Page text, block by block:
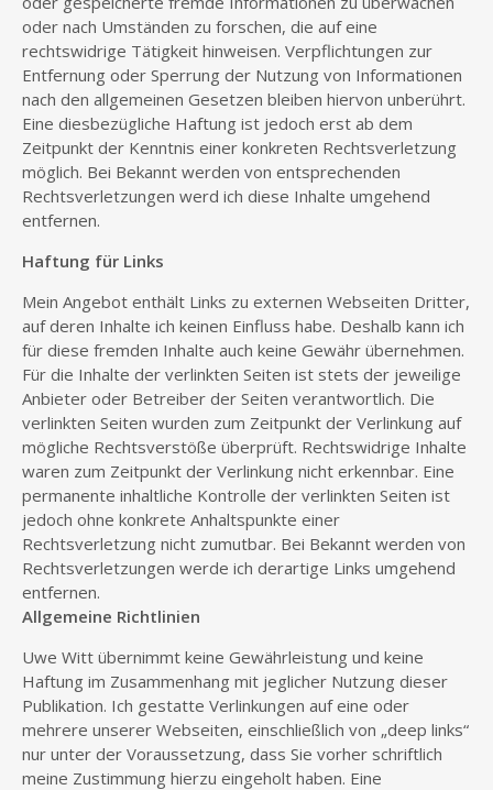
oder nach Umständen zu forschen, die auf eine
rechtswidrige Tätigkeit hinweisen. Verpflichtungen zur
Entfernung oder Sperrung der Nutzung von Informationen
nach den allgemeinen Gesetzen bleiben hiervon unberührt.
Eine diesbezügliche Haftung ist jedoch erst ab dem
Zeitpunkt der Kenntnis einer konkreten Rechtsverletzung
möglich. Bei Bekannt werden von entsprechenden
Rechtsverletzungen werd ich diese Inhalte umgehend
entfernen.
Haftung für Links
Mein Angebot enthält Links zu externen Webseiten Dritter,
auf deren Inhalte ich keinen Einfluss habe. Deshalb kann ich
für diese fremden Inhalte auch keine Gewähr übernehmen.
Für die Inhalte der verlinkten Seiten ist stets der jeweilige
Anbieter oder Betreiber der Seiten verantwortlich. Die
verlinkten Seiten wurden zum Zeitpunkt der Verlinkung auf
mögliche Rechtsverstöße überprüft. Rechtswidrige Inhalte
waren zum Zeitpunkt der Verlinkung nicht erkennbar. Eine
permanente inhaltliche Kontrolle der verlinkten Seiten ist
jedoch ohne konkrete Anhaltspunkte einer
Rechtsverletzung nicht zumutbar. Bei Bekannt werden von
Rechtsverletzungen werde ich derartige Links umgehend
entfernen.
Allgemeine Richtlinien
Uwe Witt übernimmt keine Gewährleistung und keine
Haftung im Zusammenhang mit jeglicher Nutzung dieser
Publikation. Ich gestatte Verlinkungen auf eine oder
mehrere unserer Webseiten, einschließlich von „deep links“
nur unter der Voraussetzung, dass Sie vorher schriftlich
meine Zustimmung hierzu eingeholt haben. Eine